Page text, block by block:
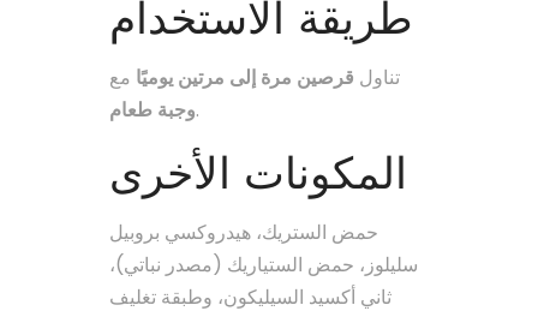
طريقة الاستخدام
تناول قرصين مرة إلى مرتين يوميًا مع
وجبة طعام.
المكونات الأخرى
حمض الستريك، هيدروكسي بروبيل
سليلوز، حمض الستياريك (مصدر نباتي)،
ثاني أكسيد السيليكون، وطبقة تغليف